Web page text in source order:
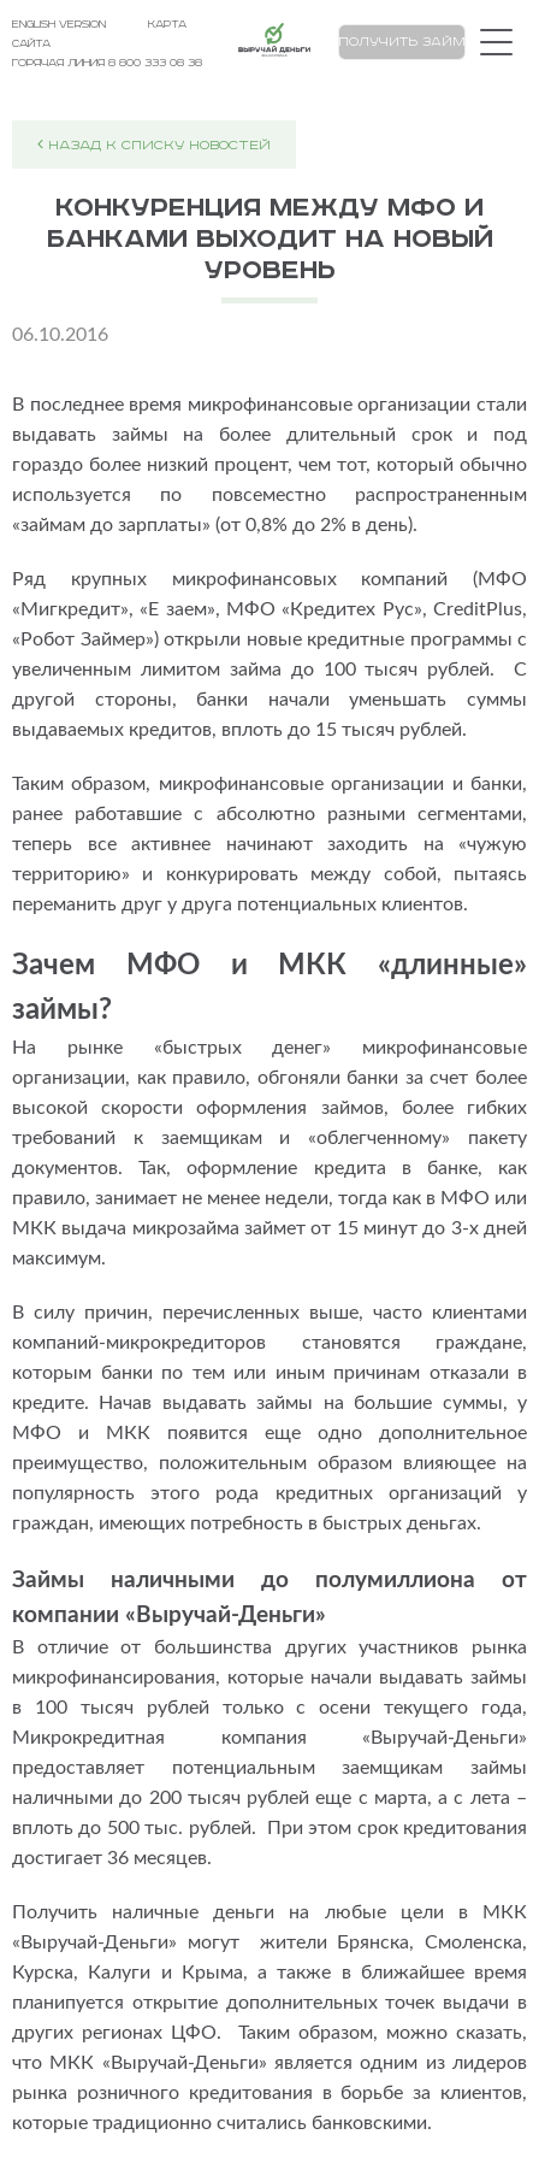
english version
карта
сайта
Горячая линия 8 800 333 08 38
Выручай Деньги Получить займ
НАЗАД К СПИСКУ НОВОСТЕЙ
Конкуренция между МФО и
банками выходит на новый
уровень
06.10.2016
В последнее время микрофинансовые организации стали
выдавать займы на более длительный срок и под
гораздо более низкий процент, чем тот, который обычно
используется по повсеместно распространенным
«займам до зарплаты» (от 0,8% до 2% в день).
Ряд крупных микрофинансовых компаний (МФО
«Мигкредит», «Е заем», МФО «Кредитех Рус», CreditPlus,
«Робот Займер») открыли новые кредитные программы с
увеличенным лимитом займа до 100 тысяч рублей. С
другой стороны, банки начали уменьшать суммы
выдаваемых кредитов, вплоть до 15 тысяч рублей.
Таким образом, микрофинансовые организации и банки,
ранее работавшие с абсолютно разными сегментами,
теперь все активнее начинают заходить на «чужую
территорию» и конкурировать между собой, пытаясь
переманить друг у друга потенциальных клиентов.
Зачем МФО и МКК «длинные»
займы?
На рынке «быстрых денег» микрофинансовые
организации, как правило, обгоняли банки за счет более
высокой скорости оформления займов, более гибких
требований к заемщикам и «облегченному» пакету
документов. Так, оформление кредита в банке, как
правило, занимает не менее недели, тогда как в МФО или
МКК выдача микрозайма займет от 15 минут до 3-х дней
максимум.
В силу причин, перечисленных выше, часто клиентами
компаний-микрокредиторов становятся граждане,
которым банки по тем или иным причинам отказали в
кредите. Начав выдавать займы на большие суммы, у
МФО и МКК появится еще одно дополнительное
преимущество, положительным образом влияющее на
популярность этого рода кредитных организаций у
граждан, имеющих потребность в быстрых деньгах.
Займы наличными до полумиллиона от
компании «Выручай-Деньги»
В отличие от большинства других участников рынка
микрофинансирования, которые начали выдавать займы
в 100 тысяч рублей только с осени текущего года,
Микрокредитная компания «Выручай-Деньги»
предоставляет потенциальным заемщикам займы
наличными до 200 тысяч рублей еще с марта, а с лета –
вплоть до 500 тыс. рублей. При этом срок кредитования
достигает 36 месяцев.
Получить наличные деньги на любые цели в МКК
«Выручай-Деньги» могут жители Брянска, Смоленска,
Курска, Калуги и Крыма, а также в ближайшее время
планипуется открытие дополнительных точек выдачи в
других регионах ЦФО. Таким образом, можно сказать,
что МКК «Выручай-Деньги» является одним из лидеров
рынка розничного кредитования в борьбе за клиентов,
которые традиционно считались банковскими.